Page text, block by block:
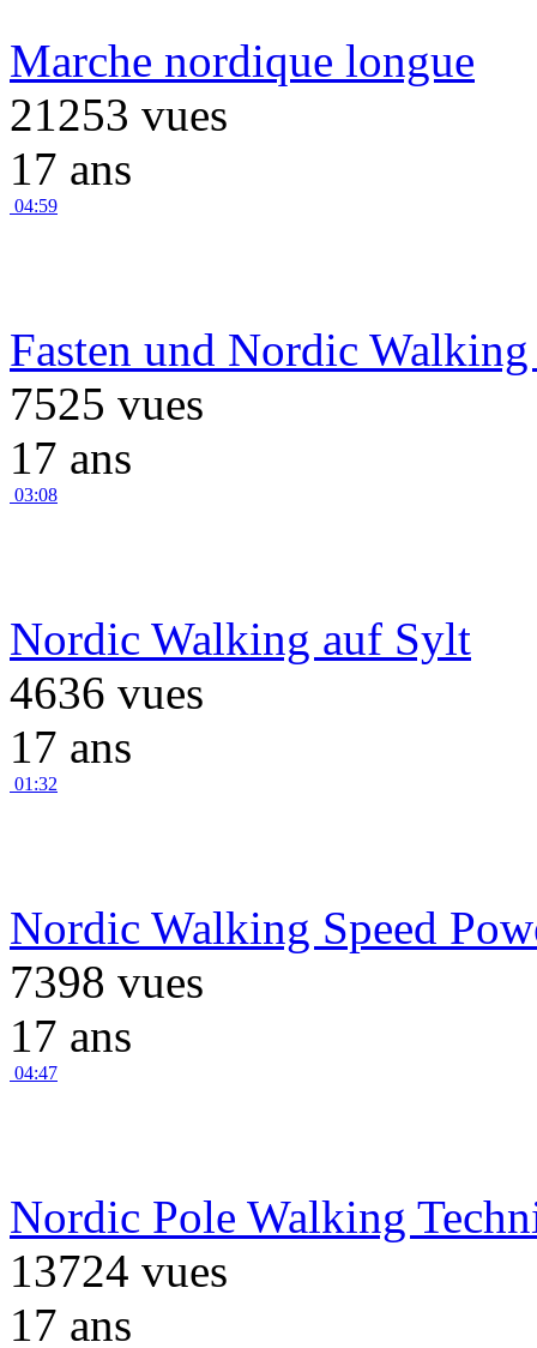
Marche nordique longue
21253 vues
17 ans
04:59
Fasten und Nordic
7525 vues
17 ans
03:08
Nordic Walking auf Sylt
4636 vues
17 ans
01:32
Nordic Walking Speed
7398 vues
17 ans
04:47
Nordic Pole Walking
13724 vues
17 ans